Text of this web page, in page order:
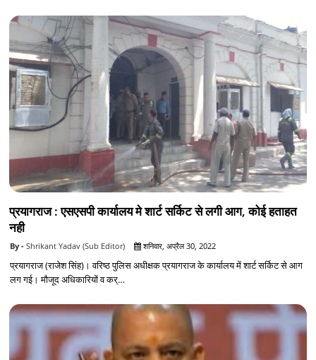
प्रयागराज : एसएसपी कार्यालय मे शार्ट सर्किट से लगी आग, कोई हताहत
नही
Shrikant Yadav (Sub Editor) शनिवार, अप्रैल 30, 2022
प्रयागराज (राजेश सिंह)। वरिष्ठ पुलिस अधीक्षक प्रयागराज के कार्यालय में शार्ट सर्किट से आग
लग गई। मौजूद अधिकारियों व कर्…